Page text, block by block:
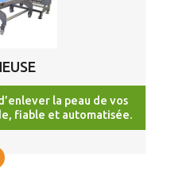
la peau de vos
fiable et automatisée.